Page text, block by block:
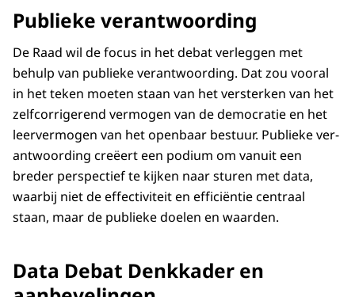
Publieke verantwoording
De Raad wil de focus in het debat verleggen met
behulp van publieke verantwoording. Dat zou vooral
in het teken moeten staan van het versterken van het
zelfcorrigerend vermogen van de democratie en het
leervermogen van het openbaar bestuur. Publieke ver­
antwoording creëert een podium om vanuit een
breder perspectief te kijken naar sturen met data,
waarbij niet de effectiviteit en efficiëntie centraal
staan, maar de publieke doelen en waarden.
Data Debat Denkkader en